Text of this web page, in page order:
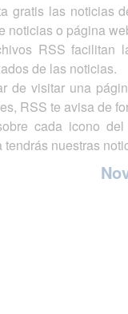
gratis las noticias
noticias o página
RSS facilitan
de las noticias.
de visitar una
RSS te avisa de
cada icono
tendrás nuestras